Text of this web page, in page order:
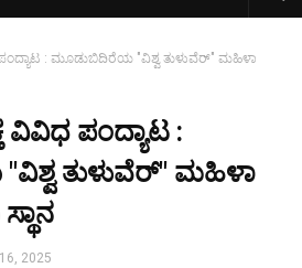
ಪಂದ್ಯಾಟ : ಮೂಡುಬಿದಿರೆಯ "ವಿಶ್ವ ತುಳುವೆರ್" ಮಹಿಳಾ
ವಿವಿಧ ಪಂದ್ಯಾಟ :
ತುಳುವೆರ್" ಮಹಿಳಾ
2025